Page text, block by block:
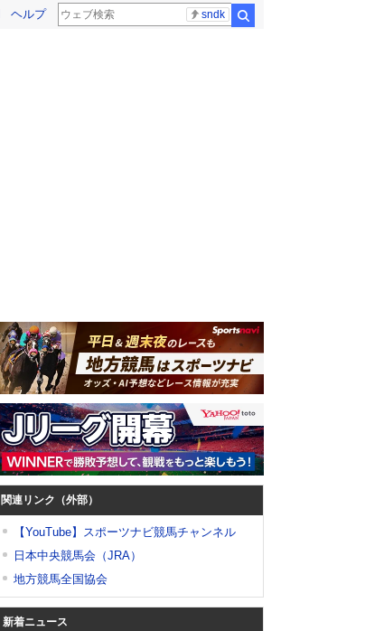
ヘルプ sndk
関連リンク（外部）
【YouTube】スポーツナビ競馬チャンネル
日本中央競馬会（JRA）
地方競馬全国協会
新着ニュース